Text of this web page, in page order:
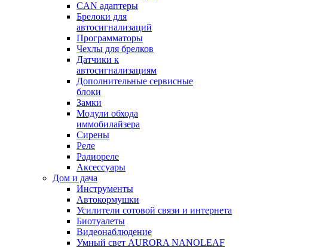
CAN адаптеры
Брелоки для
автосигнализаций
Программаторы
Чехлы для брелков
Датчики к
автосигнализациям
Дополнительные сервисные
блоки
Замки
Модули обхода
иммобилайзера
Сирены
Реле
Радиореле
Аксессуары
Дом и дача
Инструменты
Автокормушки
Усилители сотовой связи и интернета
Биотуалеты
Видеонаблюдение
Умный свет AURORA NANOLEAF